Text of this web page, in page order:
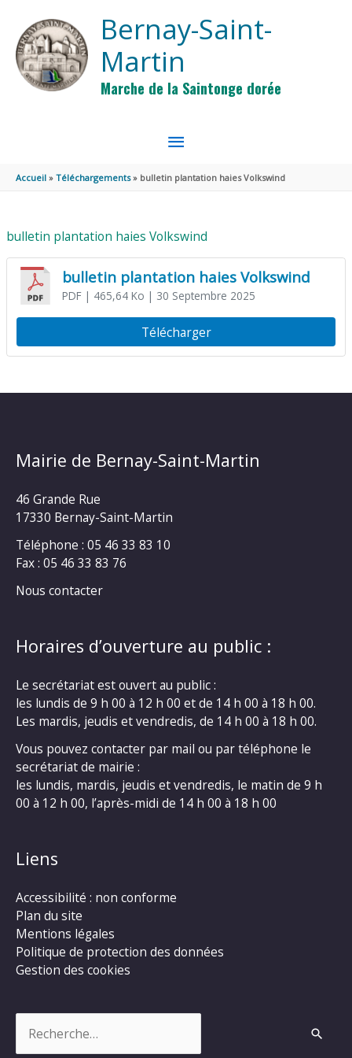
Bernay-Saint-
Martin
Marche de la Saintonge dorée
MENU
PRINCIPAL
Accueil Téléchargements bulletin plantation haies Volkswind
bulletin plantation haies Volkswind
bulletin plantation haies Volkswind
PDF| 465,64 Ko | 30 Septembre 2025
Télécharger
Mairie de Bernay-Saint-Martin
46 Grande Rue
17330 Bernay-Saint-Martin
Téléphone : 05 46 33 83 10
Fax : 05 46 33 83 76
Nous contacter
Horaires d’ouverture au public :
Le secrétariat est ouvert au public :
les lundis de 9 h 00 à 12 h 00 et de 14 h 00 à 18 h 00.
Les mardis, jeudis et vendredis, de 14 h 00 à 18 h 00.
Vous pouvez contacter par mail ou par téléphone le
secrétariat de mairie :
les lundis, mardis, jeudis et vendredis, le matin de 9 h
00 à 12 h 00, l’après-midi de 14 h 00 à 18 h 00
Liens
Accessibilité : non conforme
Plan du site
Mentions légales
Politique de protection des données
Gestion des cookies